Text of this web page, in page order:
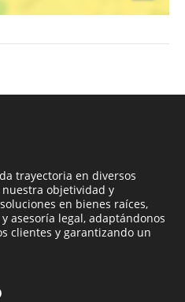
trayectoria en diversos
objetividad y
en bienes raíces,
asesoría legal, adaptándonos
clientes y garantizando un